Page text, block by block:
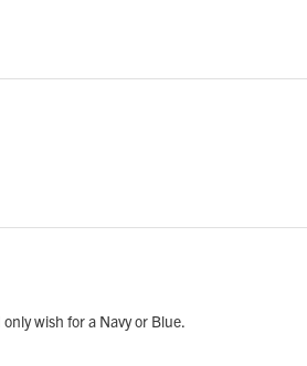
wish for a Navy or Blue.